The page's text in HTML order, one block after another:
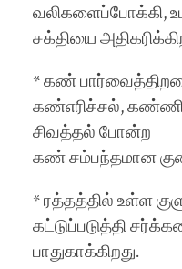
வலிகளைப்போக்கி,
சக்தியை
* கண்
கண்எரிச்சல்,
சிவத்தல் போன்ற
கண் சம்பந்தமான
* ரத்தத்தில் உள்ள
கட்டுப்படுத்தி
பாதுகாக்கிறது.